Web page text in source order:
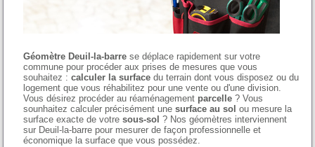
Géomètre Deuil-la-barre se déplace rapidement sur votre
commune pour procéder aux prises de mesures que vous
souhaitez :calculer la surface du terrain dont vous disposez ou du
logement que vous réhabilitez pour une vente ou d'une division.
Vous désirez procéder au réaménagement parcelle ? Vous
sounhaitez calculer précisément unesurface au sol ou mesure la
surface exacte de votresous-sol ? Nos géomètres interviennent
sur Deuil-la-barre pour mesurer de façon professionnelle et
économique la surface que vous possédez.